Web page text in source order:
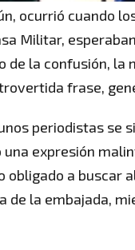
ocurrió cuando
Militar,
de la confusión,
frase,
periodistas
una expresión
obligado a buscar
de la embajada,